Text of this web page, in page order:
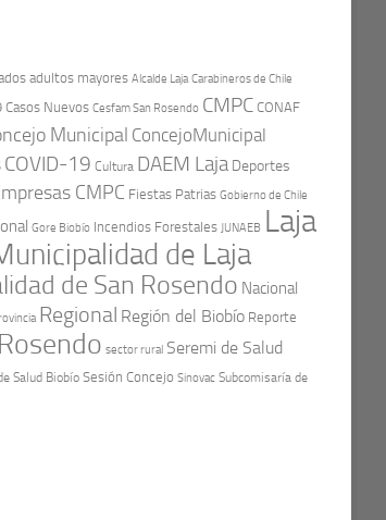
adultos mayores Alcalde Laja Carabineros de Chile
Casos Nuevos Cesfam San Rosendo CMPC CONAF
Municipal ConcejoMunicipal
COVID-19 Cultura DAEM Laja Deportes
CMPC Fiestas Patrias Gobierno de Chile
Gore Biobío Incendios Forestales JUNAEB Laja
de Laja
de San Rosendo Nacional
Regional Región del Biobío Reporte
sector rural Seremi de Salud
Salud Biobío Sesión Concejo Sinovac Subcomisaría de